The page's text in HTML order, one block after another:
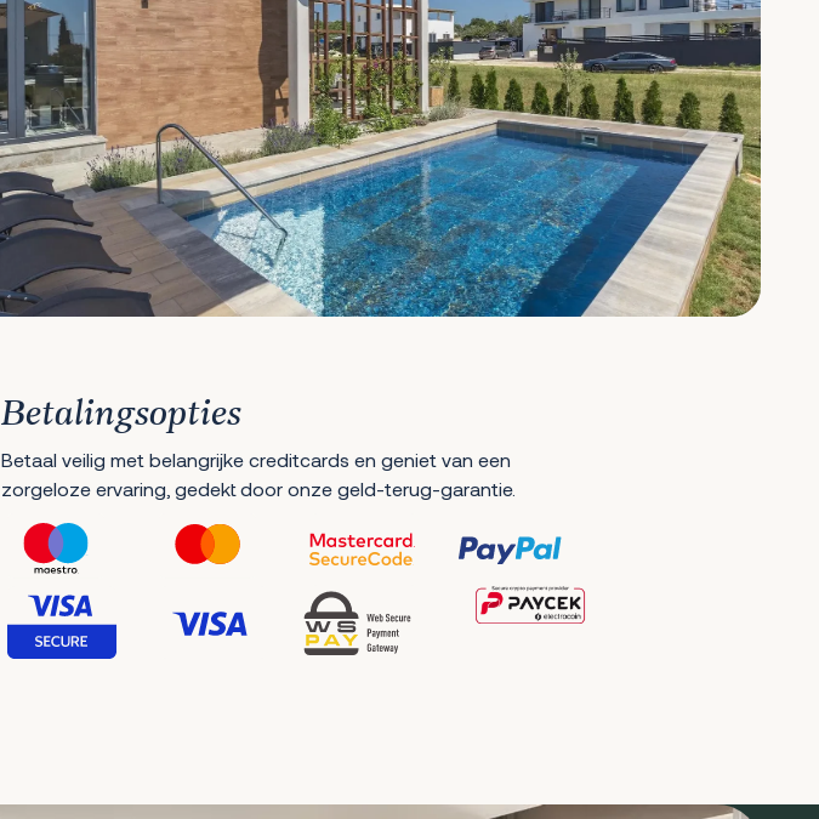
Betalingsopties
Betaal veilig met belangrijke creditcards en geniet van een
zorgeloze ervaring, gedekt door onze geld-terug-garantie.